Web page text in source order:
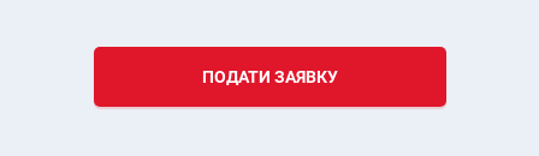
ПОДАТИ ЗАЯВКУ